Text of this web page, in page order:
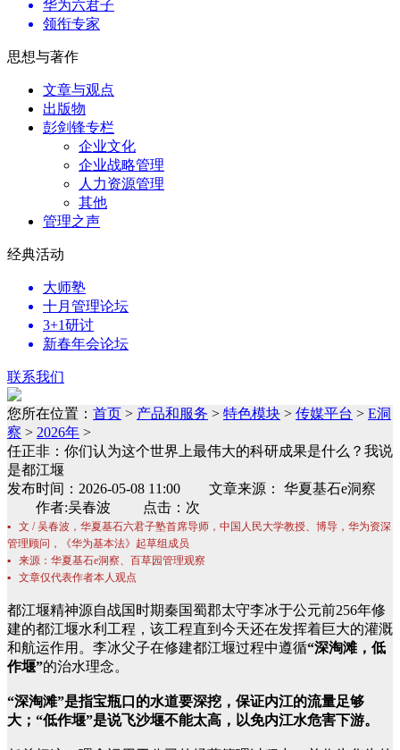
华为六君子
领衔专家
思想与著作
文章与观点
出版物
彭剑锋专栏
企业文化
企业战略管理
人力资源管理
其他
管理之声
经典活动
大师塾
十月管理论坛
3+1研讨
新春年会论坛
联系我们
您所在位置： 首页 > 产品和服务 > 特色模块 > 传媒平台 > E洞
察 > 2026年 >
任正非：你们认为这个世界上最伟大的科研成果是什么？我说
是都江堰
发布时间：2026-05-08 11:00 文章来源： 华夏基石e洞察
作者:吴春波 点击：次
▪ 文 / 吴春波，华夏基石六君子塾首席导师，中国人民大学教授、博导，华为资深
管理顾问，《华为基本法》起草组成员
▪ 来源：华夏基石e洞察、百草园管理观察
▪ 文章仅代表作者本人观点
都江堰精神源自战国时期秦国蜀郡太守李冰于公元前256年修
建的都江堰水利工程，该工程直到今天还在发挥着巨大的灌溉
和航运作用。李冰父子在修建都江堰过程中遵循“深淘滩，低
作堰”的治水理念。
“深淘滩”是指宝瓶口的水道要深挖，保证内江的流量足够
大；“低作堰”是说飞沙堰不能太高，以免内江水危害下游。